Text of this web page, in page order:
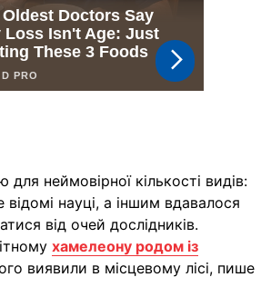
неймовірної кількості видів:
відомі науці, а іншим вдавалося
від очей дослідників.
хамелеону родом із
виявили в місцевому лісі, пише